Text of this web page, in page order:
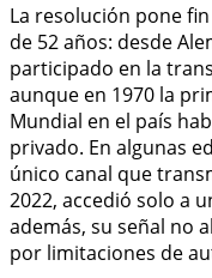
La resolución pone
de 52 años: desde
participado en la
aunque en 1970 la
Mundial en el país
privado. En algunas
único canal que
2022, accedió solo a
además, su señal no
por limitaciones de